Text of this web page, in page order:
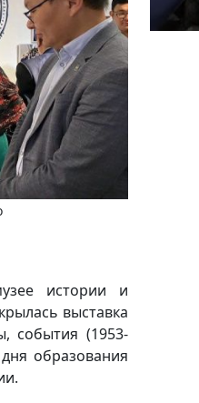
истории и
выставка
события (1953-
образования